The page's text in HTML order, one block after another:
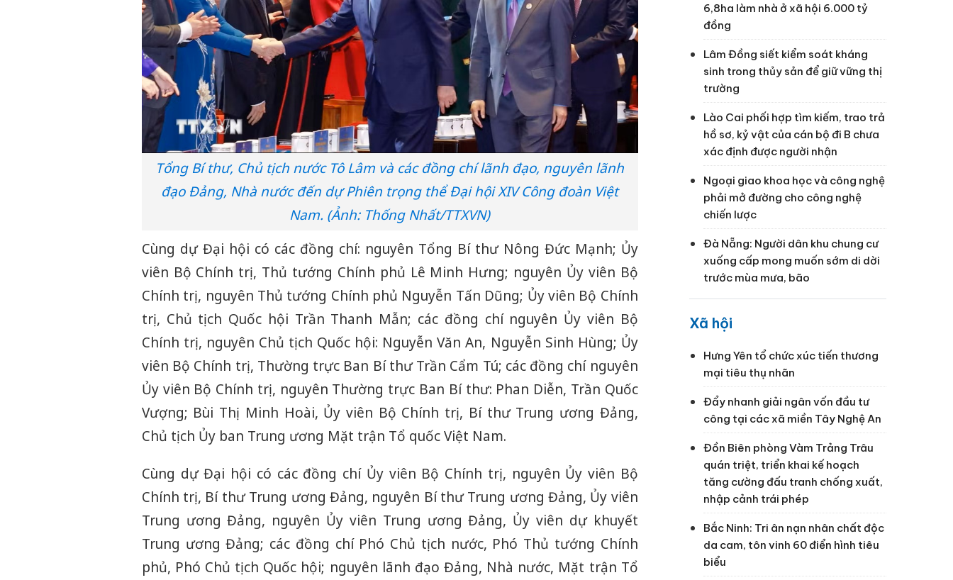
Tổng Bí thư, Chủ tịch nước Tô Lâm và các đồng chí lãnh đạo, nguyên lãnh
đạo Đảng, Nhà nước đến dự Phiên trọng thể Đại hội XIV Công đoàn Việt
Nam. (Ảnh: Thống Nhất/TTXVN)
Cùng dự Đại hội có các đồng chí: nguyên Tổng Bí thư Nông Đức Mạnh; Ủy
viên Bộ Chính trị, Thủ tướng Chính phủ Lê Minh Hưng; nguyên Ủy viên Bộ
Chính trị, nguyên Thủ tướng Chính phủ Nguyễn Tấn Dũng; Ủy viên Bộ Chính
trị, Chủ tịch Quốc hội Trần Thanh Mẫn; các đồng chí nguyên Ủy viên Bộ
Chính trị, nguyên Chủ tịch Quốc hội: Nguyễn Văn An, Nguyễn Sinh Hùng; Ủy
viên Bộ Chính trị, Thường trực Ban Bí thư Trần Cẩm Tú; các đồng chí nguyên
Ủy viên Bộ Chính trị, nguyên Thường trực Ban Bí thư: Phan Diễn, Trần Quốc
Vượng; Bùi Thị Minh Hoài, Ủy viên Bộ Chính trị, Bí thư Trung ương Đảng,
Chủ tịch Ủy ban Trung ương Mặt trận Tổ quốc Việt Nam.
Cùng dự Đại hội có các đồng chí Ủy viên Bộ Chính trị, nguyên Ủy viên Bộ
Chính trị, Bí thư Trung ương Đảng, nguyên Bí thư Trung ương Đảng, Ủy viên
Trung ương Đảng, nguyên Ủy viên Trung ương Đảng, Ủy viên dự khuyết
Trung ương Đảng; các đồng chí Phó Chủ tịch nước, Phó Thủ tướng Chính
phủ, Phó Chủ tịch Quốc hội; nguyên lãnh đạo Đảng, Nhà nước, Mặt trận Tổ
6,8ha làm nhà ở xã hội 6.000 tỷ
đồng
Lâm Đồng siết kiểm soát kháng
sinh trong thủy sản để giữ vững thị
trường
Lào Cai phối hợp tìm kiếm, trao trả
hồ sơ, kỷ vật của cán bộ đi B chưa
xác định được người nhận
Ngoại giao khoa học và công nghệ
phải mở đường cho công nghệ
chiến lược
Đà Nẵng: Người dân khu chung cư
xuống cấp mong muốn sớm di dời
trước mùa mưa, bão
Xã hội
Hưng Yên tổ chức xúc tiến thương
mại tiêu thụ nhãn
Đẩy nhanh giải ngân vốn đầu tư
công tại các xã miền Tây Nghệ An
Đồn Biên phòng Vàm Trảng Trâu
quán triệt, triển khai kế hoạch
tăng cường đấu tranh chống xuất,
nhập cảnh trái phép
Bắc Ninh: Tri ân nạn nhân chất độc
da cam, tôn vinh 60 điển hình tiêu
biểu